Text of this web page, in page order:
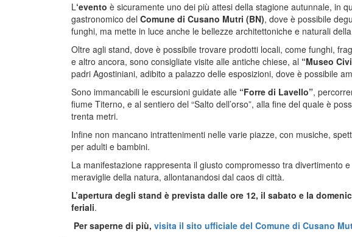
L‘evento è sicuramente uno dei più attesi della stagione autunnale, in
gastronomico del Comune di Cusano Mutri (BN), dove è possibile
funghi, ma mette in luce anche le bellezze architettoniche e naturali
Oltre agli stand, dove è possibile trovare prodotti locali, come funghi,
e altro ancora, sono consigliate visite alle antiche chiese, al “Museo
padri Agostiniani, adibito a palazzo delle esposizioni, dove è possibile
Sono immancabili le escursioni guidate alle “Forre di Lavello”,
fiume Titerno, e al sentiero del “Salto dell’orso”, alla fine del quale è
trenta metri.
Infine non mancano intrattenimenti nelle varie piazze, con musiche,
per adulti e bambini.
La manifestazione rappresenta il giusto compromesso tra divertimento
meraviglie della natura, allontanandosi dal caos di città.
L’apertura degli stand è prevista dalle ore 12, il sabato e la
feriali.
Per saperne di più, visita il sito ufficiale del Comune di Cusano